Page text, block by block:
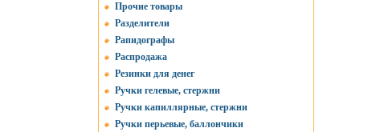
Прочие товары
Разделители
Рапидографы
Распродажа
Резинки для денег
Ручки гелевые, стержни
Ручки капиллярные, стержни
Ручки перьевые, баллончики